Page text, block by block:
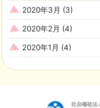
2020年3月 (3)
2020年2月 (4)
2020年1月 (4)